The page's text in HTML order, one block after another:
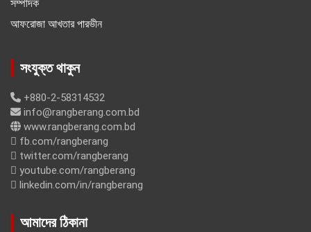
সম্পাদক
আফরোজা আখতার পারভীন
সংযুক্ত থাকুন
+880-2-58314532
info@rangberang.com.bd
www.rangberang.com.bd
fb.com/rangberang
twitter.com/rangberang
youtube.com/rangberang
linkedin.com/in/rangberang
আমাদের ঠিকানা